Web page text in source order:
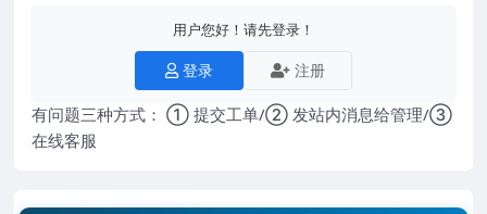
用户您好！请先登录！
登录 注册
有问题三种方式： ① 提交工单/② 发站内消息给管理/③
在线客服